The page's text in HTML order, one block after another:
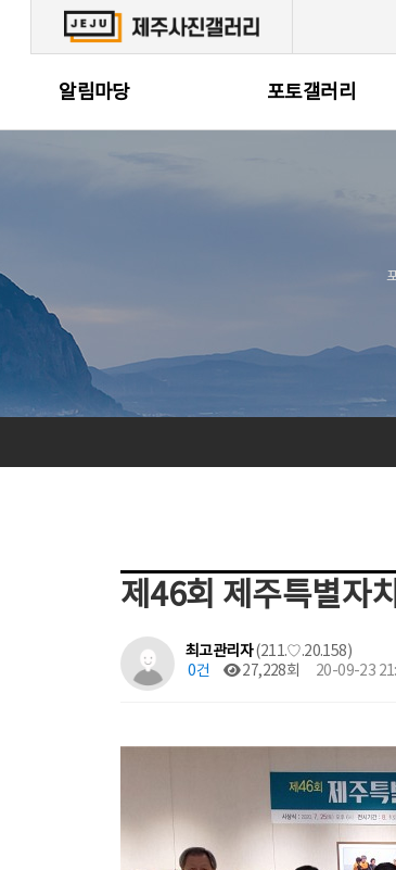
알림마당 포토갤러리
제46회 제주특별자
최고관리자(211.♡.20.158)
0건
27,228회 20-09-23